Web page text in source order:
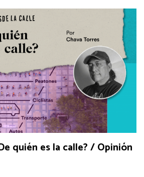
quién es la calle? / Opinión